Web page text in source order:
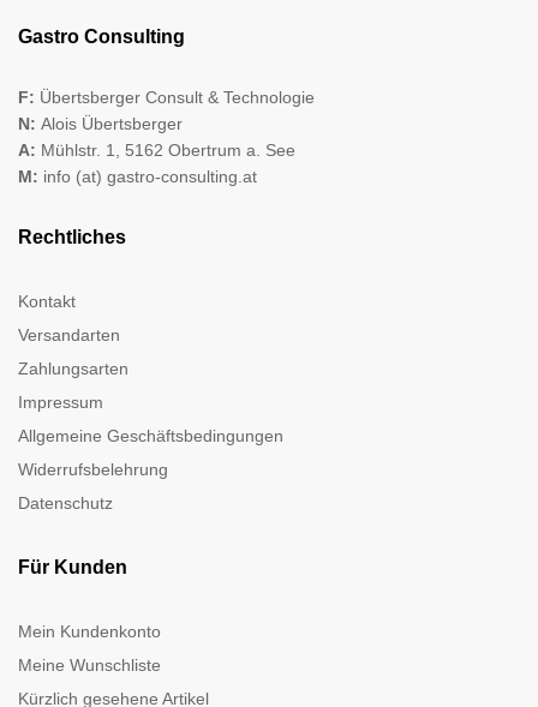
Gastro Consulting
F: Übertsberger Consult & Technologie
N: Alois Übertsberger
A: Mühlstr. 1, 5162 Obertrum a. See
M: info (at) gastro-consulting.at
Rechtliches
Kontakt
Versandarten
Zahlungsarten
Impressum
Allgemeine Geschäftsbedingungen
Widerrufsbelehrung
Datenschutz
Für Kunden
Mein Kundenkonto
Meine Wunschliste
Kürzlich gesehene Artikel